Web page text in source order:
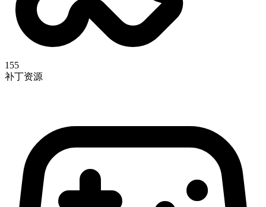
155
补丁资源